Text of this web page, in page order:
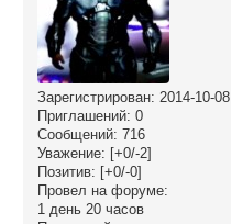
Зарегистрирован: 2014-10-08
Приглашений: 0
Сообщений: 716
Уважение: [+0/-2]
Позитив: [+0/-0]
Провел на форуме:
1 день 20 часов